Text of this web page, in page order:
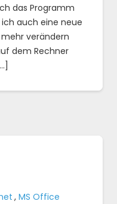
das Programm
auch eine neue
verändern
dem Rechner
, MS Office